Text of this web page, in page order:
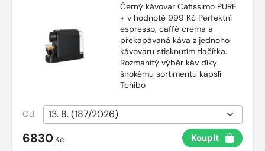
Černý kávovar Cafissimo PURE
+ v hodnotě 999 Kč Perfektní
espresso, caffè crema a
překapávaná káva z jednoho
kávovaru stisknutím tlačítka.
Rozmanitý výběr káv díky
širokému sortimentu kapslí
Tchibo
Od:
6830 Kč Koupit